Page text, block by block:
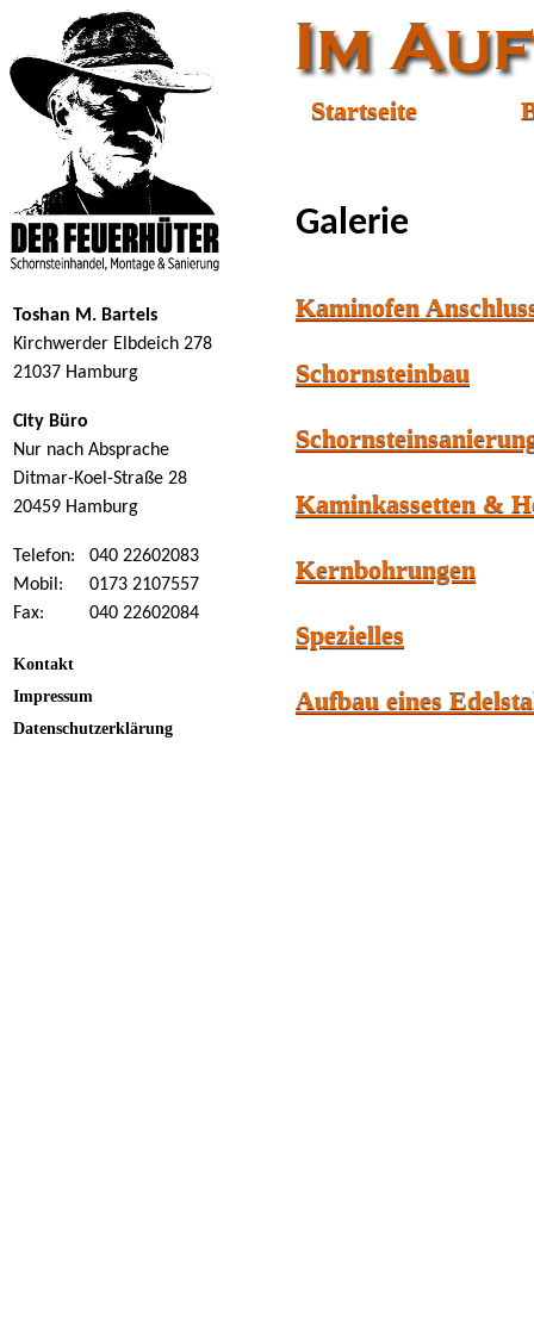
Toshan M. Bartels
Kirchwerder Elbdeich 278
21037 Hamburg
City Büro
Nur nach Absprache
Ditmar-Koel-Straße 28
20459 Hamburg
Telefon:
040 22602083
Mobil:
0173 2107557
Fax:
040 22602084
Kontakt
Impressum
Datenschutzerklärung
Startseite
Galerie
Kaminofen
Schornsteinbau
Kaminkassetten &
Kernbohrungen
Spezielles
Aufbau eines